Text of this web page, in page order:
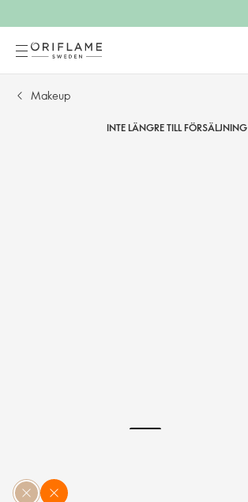
Makeup
INTE LÄNGRE TILL FÖRSÄLJNING